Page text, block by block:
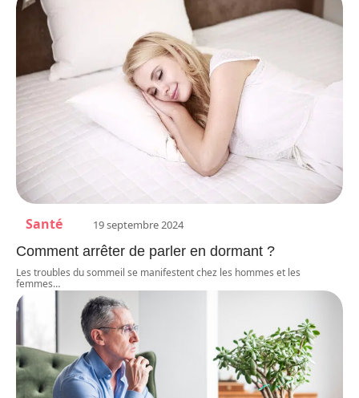
Santé 19 septembre 2024
Comment arrêter de parler en dormant ?
Les troubles du sommeil se manifestent chez les hommes et les
femmes…